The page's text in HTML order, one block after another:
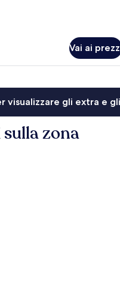
Vai ai
visualizzare gli extra e
zona